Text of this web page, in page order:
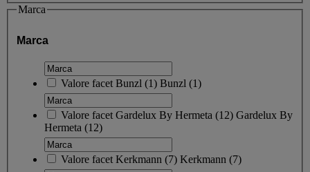
Marca
Marca
Valore facet Bunzl (1) Bunzl (1)
Valore facet Gardelux By Hermeta (12) Gardelux By
Hermeta (12)
Valore facet Kerkmann (7) Kerkmann (7)